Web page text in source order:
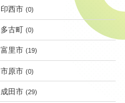
印西市 (0)
多古町 (0)
富里市 (19)
市原市 (0)
成田市 (29)